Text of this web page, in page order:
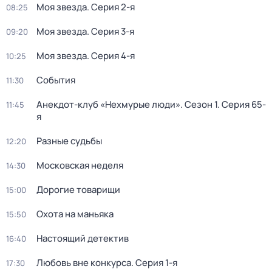
08:25 Моя звезда. Серия 2-я
09:20 Моя звезда. Серия 3-я
10:25 Моя звезда. Серия 4-я
11:30 События
11:45 Анекдот-клуб «Нехмурые люди». Сезон 1. Серия 65-
я
12:20 Разные судьбы
14:30 Московская неделя
15:00 Дорогие товарищи
15:50 Охота на маньяка
16:40 Настоящий детектив
17:30 Любовь вне конкурса. Серия 1-я